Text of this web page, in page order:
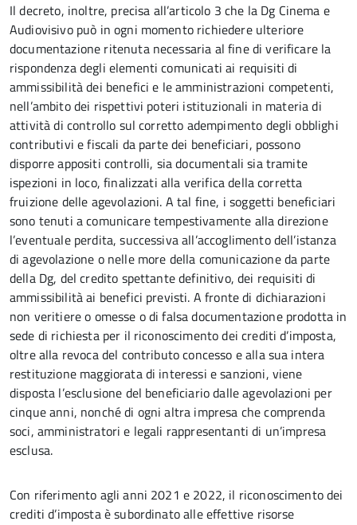
Il decreto, inoltre, precisa all’articolo 3 che la Dg Cinema e
Audiovisivo può in ogni momento richiedere ulteriore
documentazione ritenuta necessaria al fine di verificare la
rispondenza degli elementi comunicati ai requisiti di
ammissibilità dei benefici e le amministrazioni competenti,
nell’ambito dei rispettivi poteri istituzionali in materia di
attività di controllo sul corretto adempimento degli obblighi
contributivi e fiscali da parte dei beneficiari, possono
disporre appositi controlli, sia documentali sia tramite
ispezioni in loco, finalizzati alla verifica della corretta
fruizione delle agevolazioni. A tal fine, i soggetti beneficiari
sono tenuti a comunicare tempestivamente alla direzione
l’eventuale perdita, successiva all’accoglimento dell’istanza
di agevolazione o nelle more della comunicazione da parte
della Dg, del credito spettante definitivo, dei requisiti di
ammissibilità ai benefici previsti. A fronte di dichiarazioni
non veritiere o omesse o di falsa documentazione prodotta in
sede di richiesta per il riconoscimento dei crediti d’imposta,
oltre alla revoca del contributo concesso e alla sua intera
restituzione maggiorata di interessi e sanzioni, viene
disposta l’esclusione del beneficiario dalle agevolazioni per
cinque anni, nonché di ogni altra impresa che comprenda
soci, amministratori e legali rappresentanti di un’impresa
esclusa.
Con riferimento agli anni 2021 e 2022, il riconoscimento dei
crediti d’imposta è subordinato alle effettive risorse